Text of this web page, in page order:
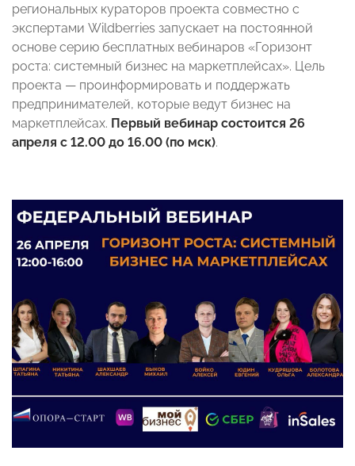
региональных кураторов проекта совместно с
экспертами Wildberries запускает на постоянной
основе серию бесплатных вебинаров «Горизонт
роста: системный бизнес на маркетплейсах». Цель
проекта — проинформировать и поддержать
предпринимателей, которые ведут бизнес на
маркетплейсах. Первый вебинар состоится 26
апреля с 12.00 до 16.00 (по мск).